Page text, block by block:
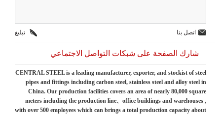
اتصل بنا تبليغ
شارك الصفحة على شبكات التواصل الاجتماعي
CENTRAL STEEL is a leading manufacturer, exporter, and stockist of steel
pipes and fittings including carbon steel, stainless steel and alloy steel in
China. Our production facilities covers an area of nearly 80,000 square
meters including the production line、office buildings and warehouses ,
with over 500 employees which can brings a total production capacity about